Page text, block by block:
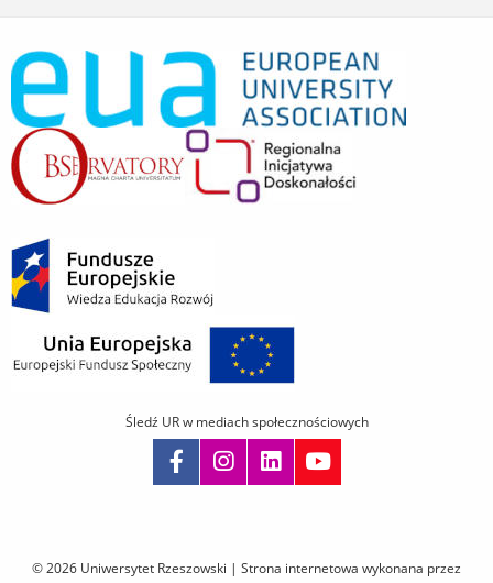
© 2026 Uniwersytet Rzeszowski | Strona internetowa wykonana przez
Śledź UR w mediach społecznościowych
i